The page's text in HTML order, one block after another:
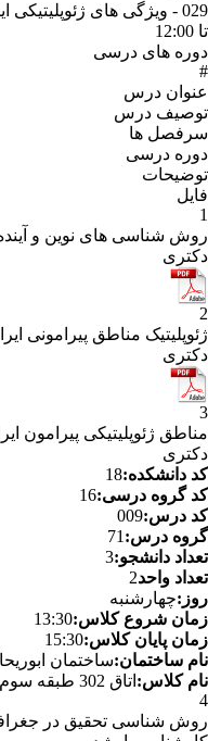
تا 12:00
دوره های درسی
#
عنوان درس
توصیف درس
سرفصل ها
دوره درسی
توضیحات
فایل
1
روش شناسی های نوین و
دکتری
2
ژئوپلیتیک مناطق پیرامونی
دکتری
3
مناطق ژئوپلیتیکی پیرامون
دکتری
کد دانشکده:18
کد گروه درسی:16
کد درس:009
گروه درس: 71
تعداد دانشجو:3
تعداد واحد2
روز:چهارشنبه
زمان شروع کلاس:13:30
زمان پایان کلاس:15:30
نام ساختمان:ساختمان
نام کلاس: اتاق 302 طبقه سوم-ساختمان جغرافیا
4
روش شناسی تحقیق در